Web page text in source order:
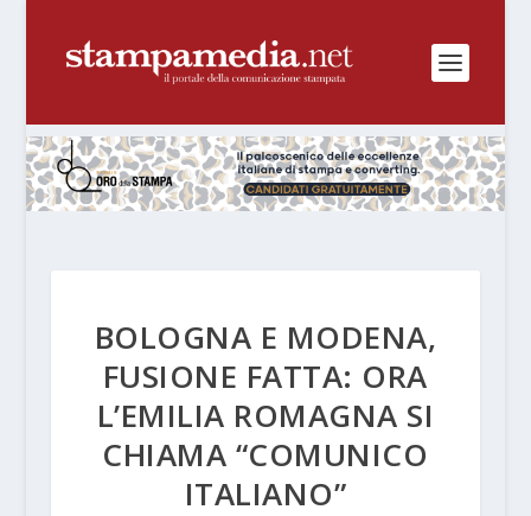
BOLOGNA E MODENA,
FUSIONE FATTA: ORA
L’EMILIA ROMAGNA SI
CHIAMA “COMUNICO
ITALIANO”